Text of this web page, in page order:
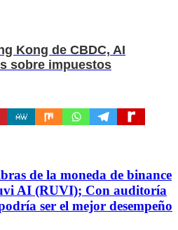
Kong de CBDC, AI
sobre impuestos
de la moneda de binance
AI (RUVI); Con auditoría
ser el mejor desempeño